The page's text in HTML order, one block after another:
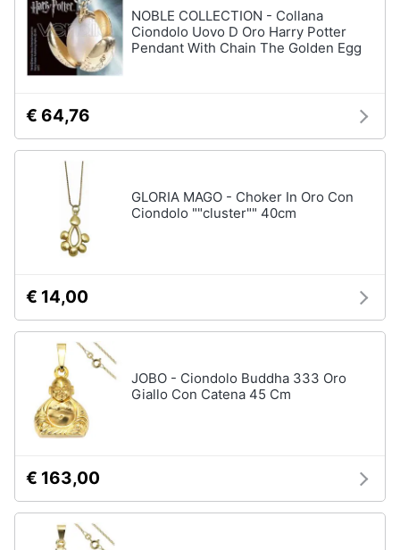
NOBLE COLLECTION - Collana
Ciondolo Uovo D Oro Harry Potter
Pendant With Chain The Golden Egg
€ 64,76
GLORIA MAGO - Choker In Oro Con
Ciondolo ""cluster"" 40cm
€ 14,00
JOBO - Ciondolo Buddha 333 Oro
Giallo Con Catena 45 Cm
€ 163,00